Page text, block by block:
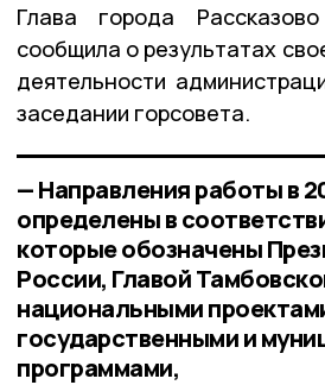
Глава города
сообщила о результатах
деятельности
заседании горсовета.
— Направления работы в
определены в
которые обозначены
России, Главой
национальными
государственными и
программами,